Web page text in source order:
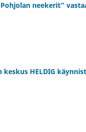
neekerit”
HELDIG